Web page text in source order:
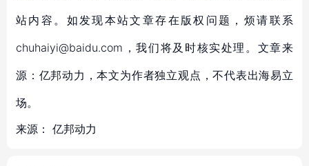
站内容。如发现本站文章存在版权问题，烦请联系
chuhaiyi@baidu.com，我们将及时核实处理。文章来
源：亿邦动力，本文为作者独立观点，不代表出海易立
场。
来源： 亿邦动力